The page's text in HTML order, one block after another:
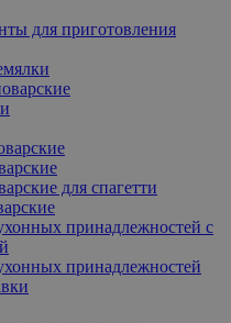
для приготовления
для спагетти
принадлежностей с
принадлежностей